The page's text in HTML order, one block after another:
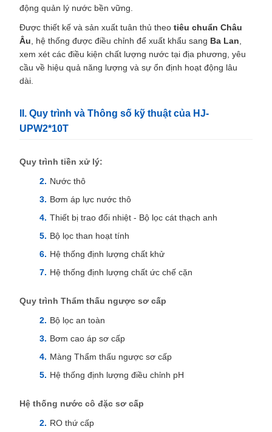
động quản lý nước bền vững.
Được thiết kế và sản xuất tuân thủ theo tiêu chuẩn Châu
Âu , hệ thống được điều chỉnh để xuất khẩu sang Ba Lan
xem xét các điều kiện chất lượng nước tại địa phương, yêu
cầu về hiệu quả năng lượng và sự ổn định hoạt động lâu
dài.
II. Quy trình và Thông số kỹ thuật của HJ-
UPW2*10T
Quy trình tiền xử lý:
Nước thô
Bơm áp lực nước thô
Thiết bị trao đổi nhiệt - Bộ lọc cát thạch anh
Bộ lọc than hoạt tính
Hệ thống định lượng chất khử
Hệ thống định lượng chất ức chế cặn
Quy trình Thẩm thấu ngược sơ cấp
Bộ lọc an toàn
Bơm cao áp sơ cấp
Màng Thẩm thấu ngược sơ cấp
Hệ thống định lượng điều chỉnh pH
Hệ thống nước cô đặc sơ cấp
RO thứ cấp